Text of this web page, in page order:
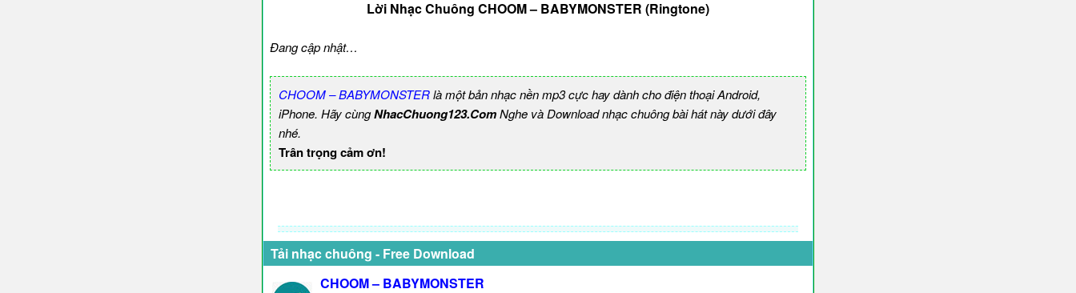
Lời Nhạc Chuông CHOOM – BABYMONSTER (Ringtone)
Đang cập nhật…
CHOOM – BABYMONSTERlà một bản nhạc nền mp3 cực hay dành cho điện thoại Android,
iPhone. Hãy cùngNhacChuong123.ComNghe và Download nhạc chuông bài hát này dưới đây
nhé.
Trân trọng cảm ơn!
Tải nhạc chuông - Free Download
CHOOM – BABYMONSTER